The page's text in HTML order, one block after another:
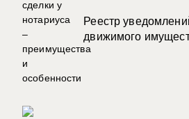
Реестр
движимого